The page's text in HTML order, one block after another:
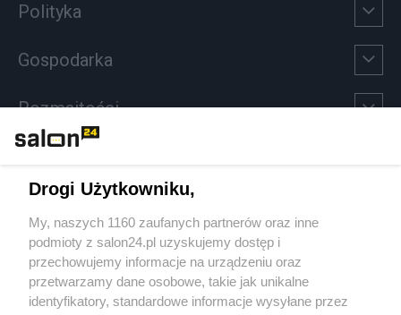
Polityka
Gospodarka
Rozmaitości
Sport
Społeczeństwo
Kultura
Drogi Użytkowniku,
My, naszych 1160 zaufanych partnerów oraz inne
podmioty z salon24.pl uzyskujemy dostęp i
przechowujemy informacje na urządzeniu oraz
przetwarzamy dane osobowe, takie jak unikalne
identyfikatory, standardowe informacje wysyłane przez